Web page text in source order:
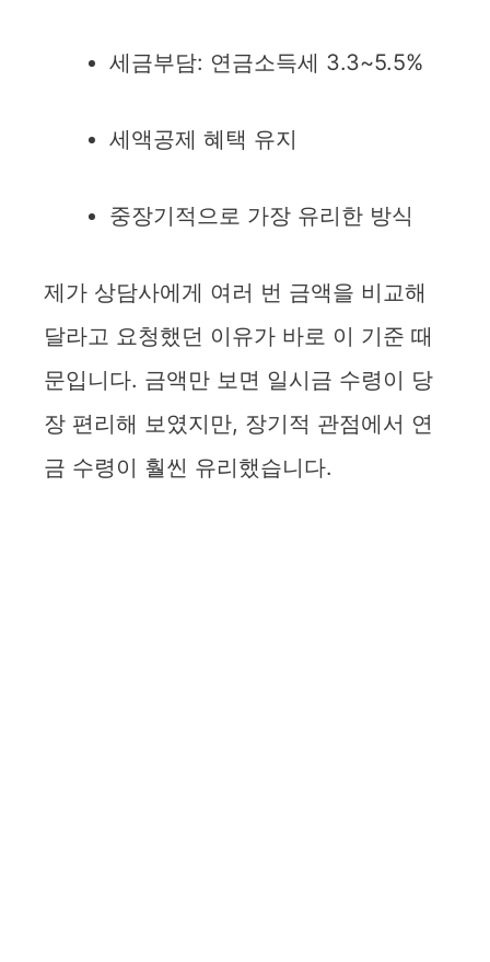
세금부담: 연금소득세 3.3~5.5%
세액공제 혜택 유지
중장기적으로 가장 유리한 방식
제가 상담사에게 여러 번 금액을 비교해
달라고 요청했던 이유가 바로 이 기준 때
문입니다. 금액만 보면 일시금 수령이 당
장 편리해 보였지만, 장기적 관점에서 연
금 수령이 훨씬 유리했습니다.